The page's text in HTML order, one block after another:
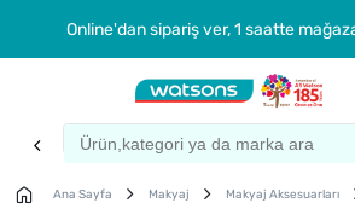
Online'dan sipariş ver, 1 saatte
Ana Sayfa Makyaj Makyaj Aksesuarları